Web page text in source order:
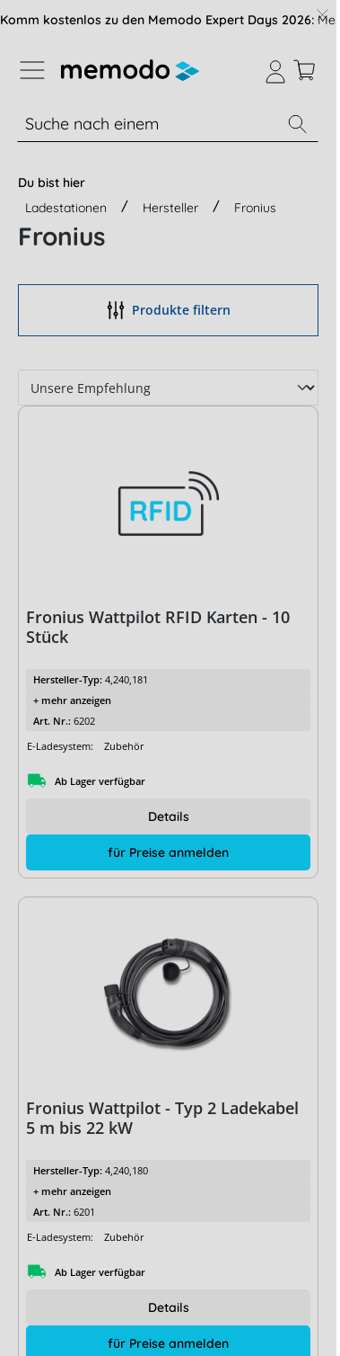
der B2B-Plattform springen
Komm kostenlos zu den Memodo Expert Days 2026:
% Sale Module Wechselrichter
Du bist hier
Ladestationen
Hersteller Fronius
Fronius
Produkte filtern
Fronius Wattpilot RFID Karten - 10
Stück
Hersteller-Typ: 4,240,181
+ mehr anzeigen
Art. Nr.: 6202
E-Ladesystem:
Zubehör
Ab Lager verfügbar
für Preise anmelden
Details
Fronius Wattpilot - Typ 2 Ladekabel
5 m bis 22 kW
Hersteller-Typ: 4,240,180
+ mehr anzeigen
Art. Nr.: 6201
E-Ladesystem:
Zubehör
Ab Lager verfügbar
für Preise anmelden
Details